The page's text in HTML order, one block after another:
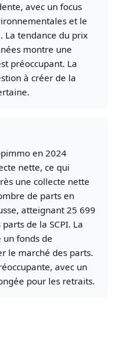
avec un focus
et le
La tendance du prix
montre une
préoccupant. La
à créer de la
en 2024
nette, ce qui
une collecte nette
de parts en
atteignant 25 699
de la SCPI. La
un fonds de
le marché des parts.
avec un
pour les retraits.